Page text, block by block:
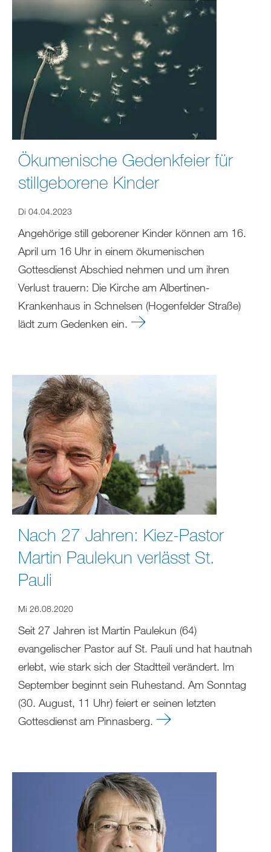
Ökumenische Gedenkfeier für
stillgeborene Kinder
Di 04.04.2023
Angehörige still geborener Kinder können am 16.
April um 16 Uhr in einem ökumenischen
Gottesdienst Abschied nehmen und um ihren
Verlust trauern: Die Kirche am Albertinen-
Krankenhaus in Schnelsen (Hogenfelder Straße)
lädt zum Gedenken ein.
Nach 27 Jahren: Kiez-Pastor
Martin Paulekun verlässt St.
Pauli
Mi 26.08.2020
Seit 27 Jahren ist Martin Paulekun (64)
evangelischer Pastor auf St. Pauli und hat hautnah
erlebt, wie stark sich der Stadtteil verändert. Im
September beginnt sein Ruhestand. Am Sonntag
(30. August, 11 Uhr) feiert er seinen letzten
Gottesdienst am Pinnasberg.